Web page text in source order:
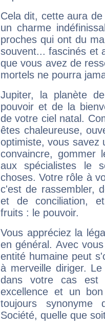
Cela dit, cette aura
un charme
proches qui ont du
souvent... fascinés et
que vous avez de
mortels ne pourra
Jupiter, la planète
pouvoir et de la
de votre ciel natal.
êtes chaleureuse,
optimiste, vous savez
convaincre, gommer
aux spécialistes le
choses. Votre rôle à
c'est de rassembler,
et de conciliation,
fruits : le pouvoir.
Vous appréciez la
en général. Avec
entité humaine peut
à merveille diriger.
dans votre cas est
excellence et un
toujours synonyme
Société, quelle que